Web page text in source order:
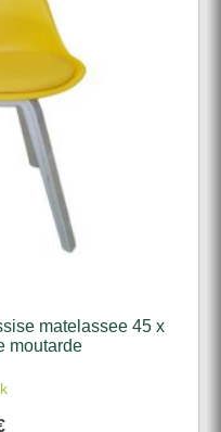
matelassee 45 x
moutarde